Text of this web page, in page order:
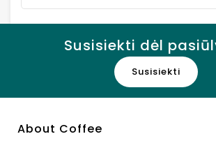
Susisiekti dėl
Susisiekti
About Coffee